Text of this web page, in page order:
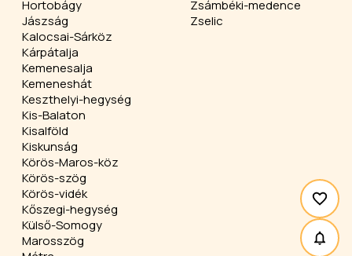
Hortobágy
Jászság
Kalocsai-Sárköz
Kárpátalja
Kemenesalja
Kemeneshát
Keszthelyi-hegység
Kis-Balaton
Kisalföld
Kiskunság
Körös-Maros-köz
Körös-szög
Körös-vidék
Kőszegi-hegység
Külső-Somogy
Marosszög
Zsámbéki-medence
Zselic